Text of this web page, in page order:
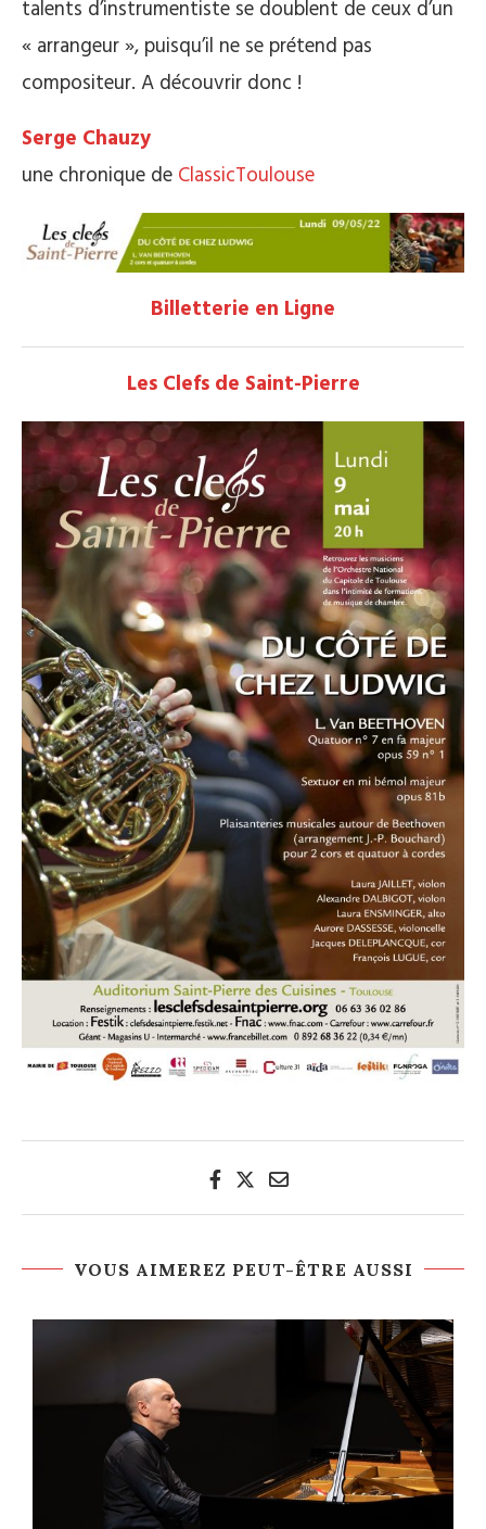
talents d’instrumentiste se doublent de ceux d’un
« arrangeur », puisqu’il ne se prétend pas
compositeur. A découvrir donc !
Serge Chauzy
une chronique de ClassicToulouse
Billetterie en Ligne
Les Clefs de Saint-Pierre
VOUS AIMEREZ PEUT-ÊTRE AUSSI